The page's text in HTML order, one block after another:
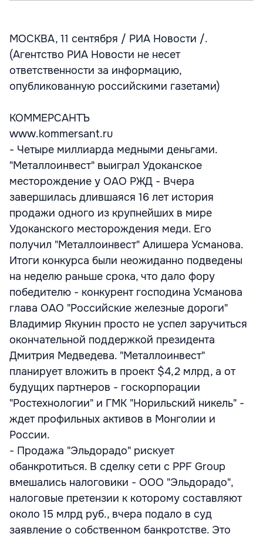
МОСКВА, 11 сентября / РИА Новости /.
(Агентство РИА Новости не несет
ответственности за информацию,
опубликованную российскими газетами)
КОММЕРСАНТЪ
www.kommersant.ru
- Четыре миллиарда медными деньгами.
"Металлоинвест" выиграл Удоканское
месторождение у ОАО РЖД - Вчера
завершилась длившаяся 16 лет история
продажи одного из крупнейших в мире
Удоканского месторождения меди. Его
получил "Металлоинвест" Алишера Усманова.
Итоги конкурса были неожиданно подведены
на неделю раньше срока, что дало фору
победителю - конкурент господина Усманова
глава ОАО "Российские железные дороги"
Владимир Якунин просто не успел заручиться
окончательной поддержкой президента
Дмитрия Медведева. "Металлоинвест"
планирует вложить в проект $4,2 млрд, а от
будущих партнеров - госкорпорации
"Ростехнологии" и ГМК "Норильский никель" -
ждет профильных активов в Монголии и
России.
- Продажа "Эльдорадо" рискует
обанкротиться. В сделку сети с PPF Group
вмешались налоговики - ООО "Эльдорадо",
налоговые претензии к которому составляют
около 15 млрд руб., вчера подало в суд
заявление о собственном банкротстве. Это